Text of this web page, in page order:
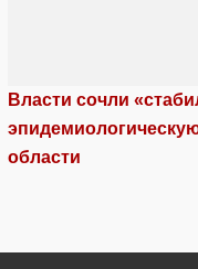
Власти сочли
области